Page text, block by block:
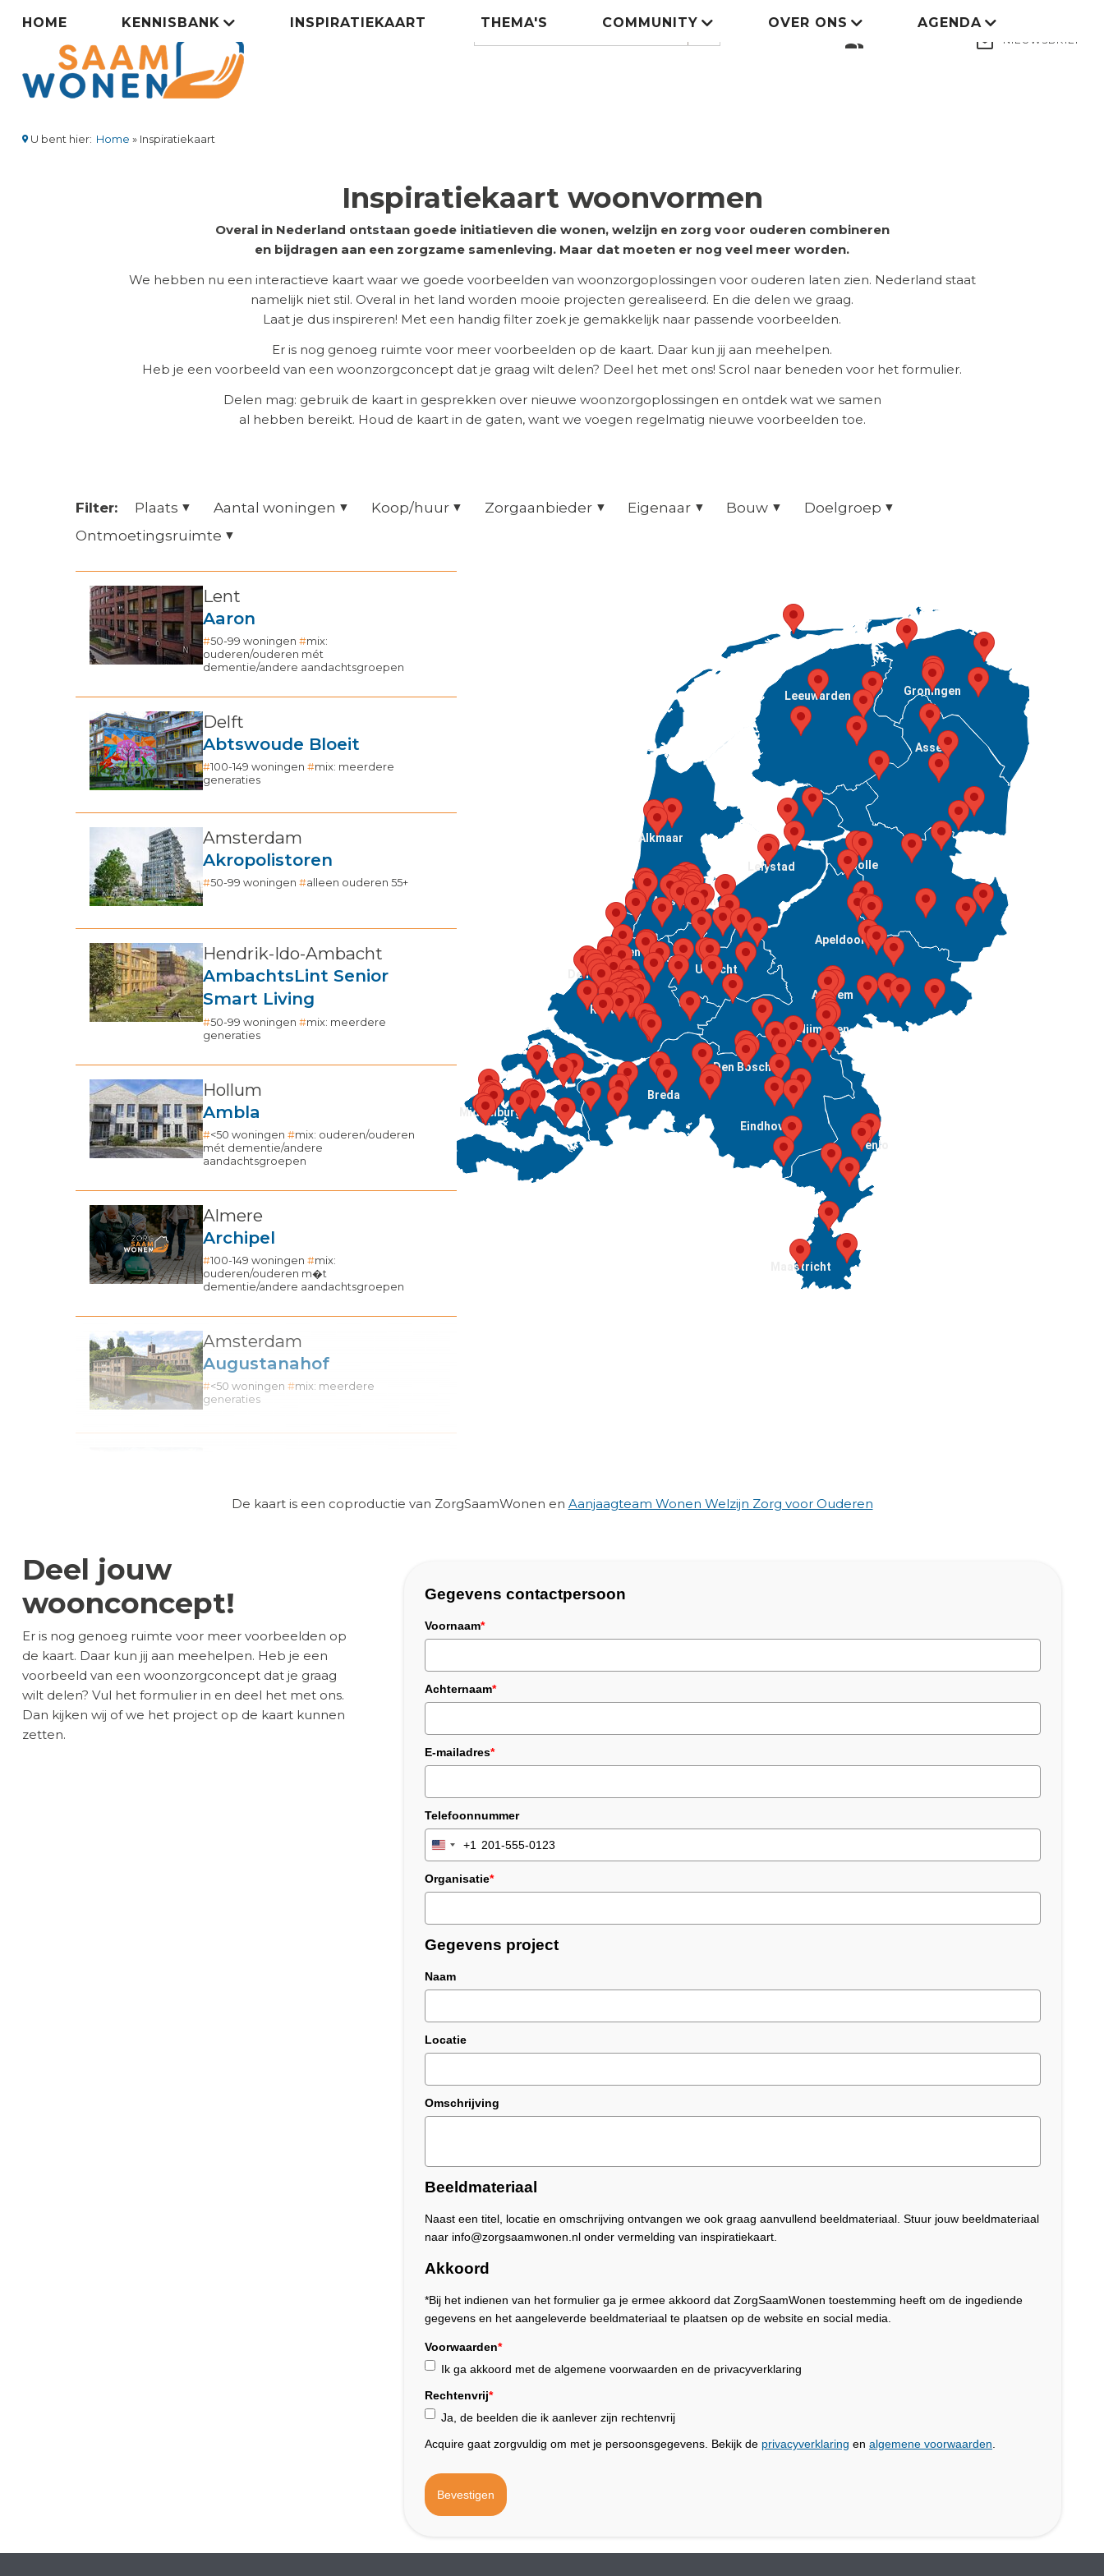
gaan
Zoeken search
group mail_outline NIEUWSBRIEF
Zorgsaamwonen
menu
HOME KENNISBANK INSPIRATIEKAART THEMA'S COMMUNITY OVER ONS AGENDA
U bent hier: Home Inspiratiekaart
Inspiratiekaart woonvormen
Overal in Nederland ontstaan goede initiatieven die wonen, welzijn en zorg voor ouderen combineren
en bijdragen aan een zorgzame samenleving. Maar dat moeten er nog veel meer worden.
We hebben nu een interactieve kaart waar we goede voorbeelden van woonzorgoplossingen voor ouderen laten zien. Nederland staat
namelijk niet stil. Overal in het land worden mooie projecten gerealiseerd. En die delen we graag.
Laat je dus inspireren! Met een handig filter zoek je gemakkelijk naar passende voorbeelden.
Er is nog genoeg ruimte voor meer voorbeelden op de kaart. Daar kun jij aan meehelpen.
Heb je een voorbeeld van een woonzorgconcept dat je graag wilt delen? Deel het met ons! Scrol naar beneden voor het formulier.
Delen mag: gebruik de kaart in gesprekken over nieuwe woonzorgoplossingen en ontdek wat we samen
al hebben bereikt. Houd de kaart in de gaten, want we voegen regelmatig nieuwe voorbeelden toe.
De kaart is een coproductie van ZorgSaamWonen en Aanjaagteam Wonen Welzijn Zorg voor Ouderen
Deel jouw
woonconcept!
Er is nog genoeg ruimte voor meer voorbeelden op
de kaart. Daar kun jij aan meehelpen. Heb je een
voorbeeld van een woonzorgconcept dat je graag
wilt delen? Vul het formulier in en deel het met ons.
Dan kijken wij of we het project op de kaart kunnen
zetten.
Gegevens contactpersoon
Voornaam*
Achternaam*
E-mailadres*
Telefoonnummer
United
+1
+1
Organisatie*
Gegevens project
Naam
Locatie
Omschrijving
Beeldmateriaal
Naast een titel, locatie en omschrijving ontvangen we ook graag aanvullend beeldmateriaal. Stuur jouw beeldmateriaal
naar info@zorgsaamwonen.nl onder vermelding van inspiratiekaart.
Akkoord
*Bij het indienen van het formulier ga je ermee akkoord dat ZorgSaamWonen toestemming heeft om de ingediende
gegevens en het aangeleverde beeldmateriaal te plaatsen op de website en social media.
Voorwaarden*
Ik ga akkoord met de algemene voorwaarden en de privacyverklaring
Rechtenvrij*
Ja, de beelden die ik aanlever zijn rechtenvrij
Acquire gaat zorgvuldig om met je persoonsgegevens. Bekijk de privacyverklaring en algemene voorwaarden.
Bevestigen